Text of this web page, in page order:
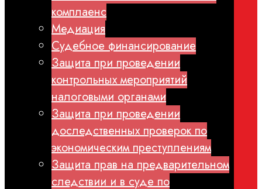
комплаенс
Медиация
Судебное финансирование
Защита при проведении
контрольных мероприятий
налоговыми органами
Защита при проведении
доследственных проверок по
экономическим преступлениям
Защита прав на предварительном
следствии и в суде по